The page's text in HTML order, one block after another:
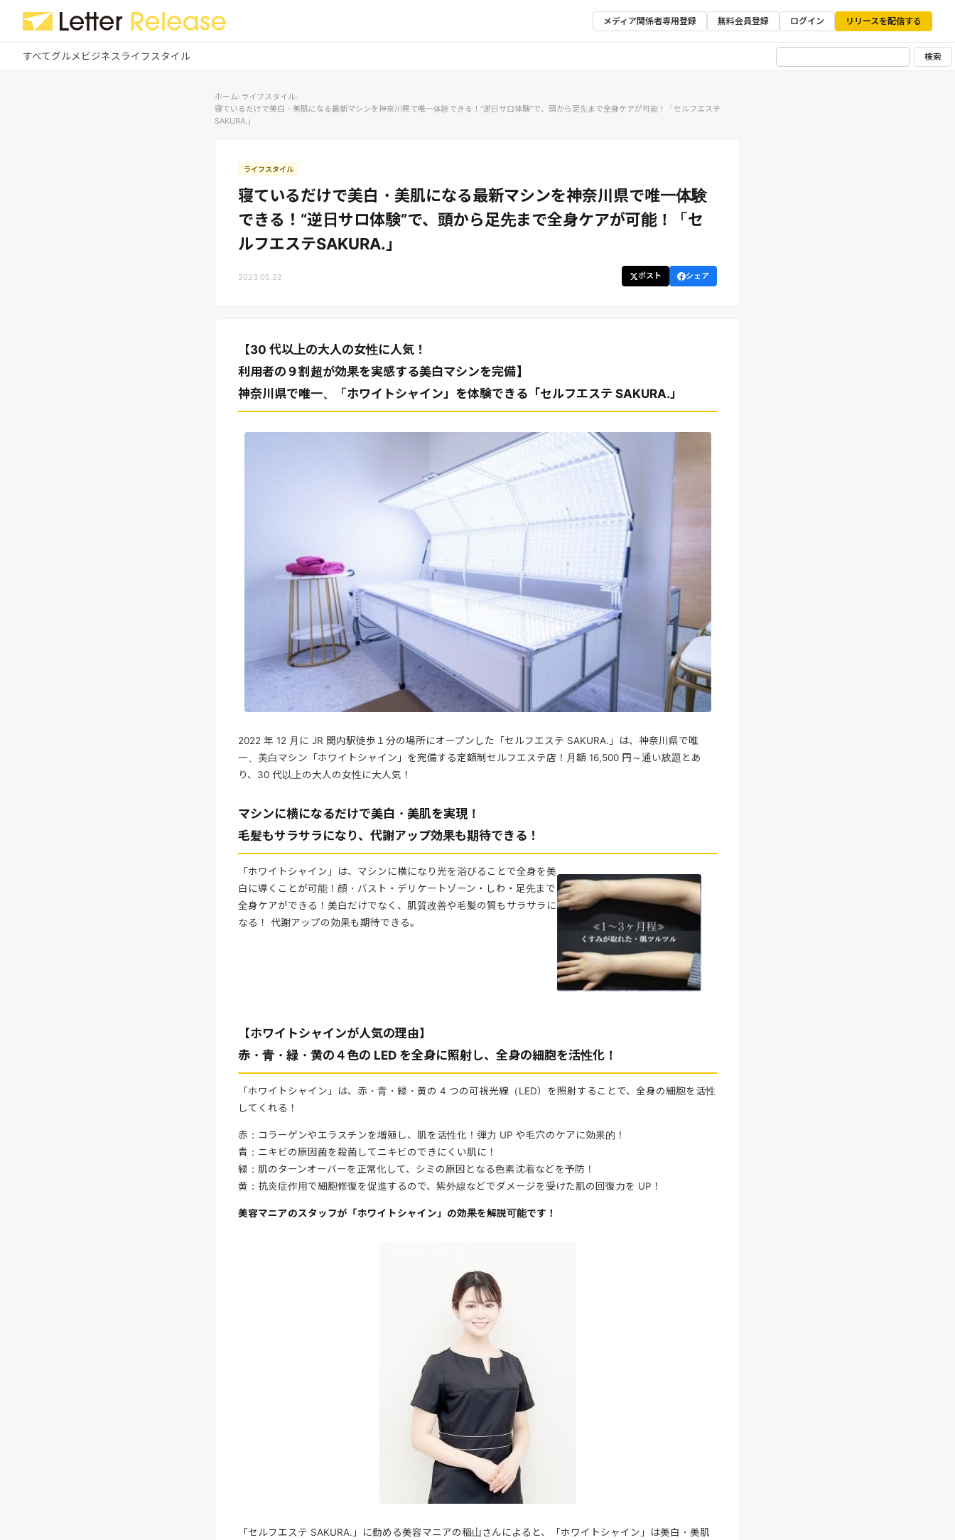
メディア関係者専用登録 無料会員登録 ログイン リリースを配信する
すべてグルメ ビジネス ライフスタイル 検索
ホーム›ライフスタイル›
寝ているだけで美白・美肌になる最新マシンを神奈川県で唯一体験できる！“逆日サロ体験”で、頭から足先まで全身ケアが可能！「セルフエステ
SAKURA.」
ライフスタイル
寝ているだけで美白・美肌になる最新マシンを神奈川県で唯一体験
できる！“逆日サロ体験”で、頭から足先まで全身ケアが可能！「セ
ルフエステSAKURA.」
2023.05.22 ポスト シェア
【30 代以上の大人の女性に人気！
利用者の９割超が効果を実感する美白マシンを完備】
神奈川県で唯一、「ホワイトシャイン」を体験できる「セルフエステ SAKURA.」
2022 年 12 月に JR 関内駅徒歩１分の場所にオープンした「セルフエステ SAKURA.」は、神奈川県で唯
一、美白マシン「ホワイトシャイン」を完備する定額制セルフエステ店！月額 16,500 円～通い放題とあ
り、30 代以上の大人の女性に大人気！
マシンに横になるだけで美白・美肌を実現！
毛髪もサラサラになり、代謝アップ効果も期待できる！
「ホワイトシャイン」は、マシンに横になり光を浴びることで全身を美
白に導くことが可能！顔・バスト・デリケートゾーン・しわ・足先まで
全身ケアができる！美白だけでなく、肌質改善や毛髪の質もサラサラに
なる！ 代謝アップの効果も期待できる。
【ホワイトシャインが人気の理由】
赤・青・緑・黄の４色の LED を全身に照射し、全身の細胞を活性化！
「ホワイトシャイン」は、赤・青・緑・黄の 4 つの可視光線（LED）を照射することで、全身の細胞を活性
してくれる！
赤：コラーゲンやエラスチンを増殖し、肌を活性化！弾力 UP や毛穴のケアに効果的！
青：ニキビの原因菌を殺菌してニキビのできにくい肌に！
緑：肌のターンオーバーを正常化して、シミの原因となる色素沈着などを予防！
黄：抗炎症作用で細胞修復を促進するので、紫外線などでダメージを受けた肌の回復力を UP！
美容マニアのスタッフが「ホワイトシャイン」の効果を解説可能です！
「セルフエステ SAKURA.」に勤める美容マニアの稲山さんによると、「ホワイトシャイン」は美白・美肌